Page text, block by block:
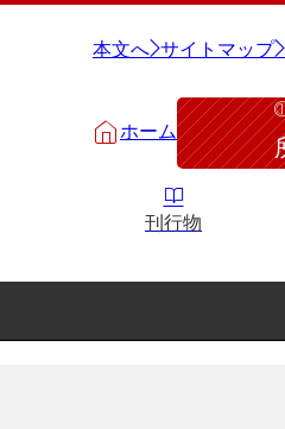
本文へ サイトマップ
ホーム
刊行物